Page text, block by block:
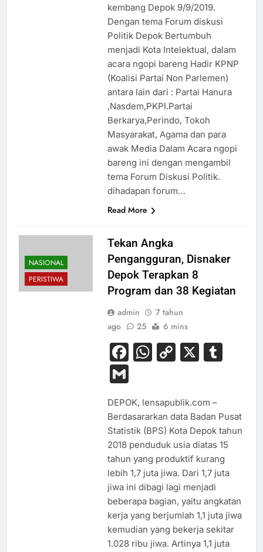
kembang Depok 9/9/2019.
Dengan tema Forum diskusi
Politik Depok Bertumbuh
menjadi Kota Intelektual, dalam
acara ngopi bareng Hadir KPNP
(Koalisi Partai Non Parlemen)
antara lain dari : Partai Hanura
,Nasdem,PKPI.Partai
Berkarya,Perindo, Tokoh
Masyarakat, Agama dan para
awak Media Dalam Acara ngopi
bareng ini dengan mengambil
tema Forum Diskusi Politik.
dihadapan forum…
Read More
NASIONAL
PERISTIWA
Tekan Angka
Pengangguran, Disnaker
Depok Terapkan 8
Program dan 38 Kegiatan
admin
7 tahun
ago
25 6 mins
Facebook
WhatsApp
Copy
X
Gmail
DEPOK, lensapublik.com –
Berdasararkan data Badan Pusat
Statistik (BPS) Kota Depok tahun
2018 penduduk usia diatas 15
tahun yang produktif kurang
lebih 1,7 juta jiwa. Dari 1,7 juta
jiwa ini dibagi lagi menjadi
beberapa bagian, yaitu angkatan
kerja yang berjumlah 1,1 juta jiwa
kemudian yang bekerja sekitar
1.028 ribu jiwa. Artinya 1,1 juta